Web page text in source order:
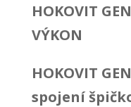
HOKOVIT
VÝKON
HOKOVIT
spojení